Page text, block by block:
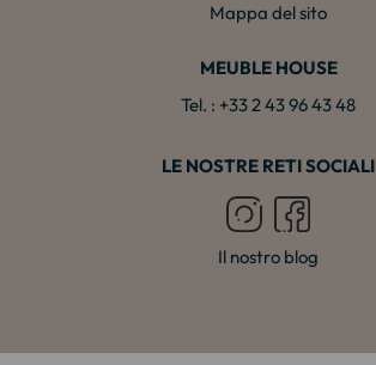
Mappa del sito
MEUBLE HOUSE
Tel. : +33 2 43 96 43 48
LE NOSTRE RETI SOCIALI
Il nostro blog